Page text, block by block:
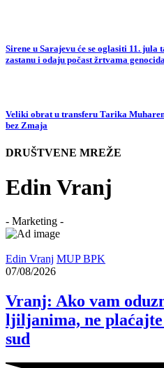
Sirene u Sarajevu će se oglasiti 11. jula
zastanu i odaju počast žrtvama genocida
Veliki obrat u transferu Tarika
bez Zmaja
DRUŠTVENE MREŽE
Edin Vranj
- Marketing -
Edin Vranj MUP BPK
07/08/2026
Vranj: Ako vam
ljiljanima, ne
sud